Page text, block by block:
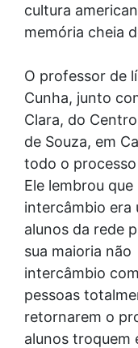
cultura
memória cheia
O professor de
Cunha, junto
Clara, do
de Souza, em
todo o
Ele lembrou
intercâmbio era
alunos da rede
sua maioria
intercâmbio
pessoas
retornarem o
alunos troquem